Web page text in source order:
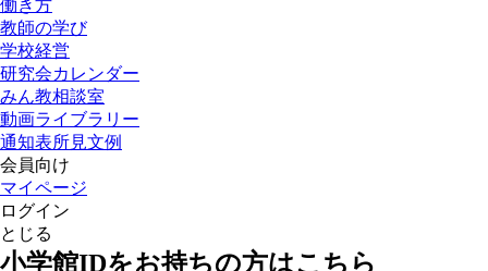
働き方
教師の学び
学校経営
研究会カレンダー
みん教相談室
動画ライブラリー
通知表所見文例
会員向け
マイページ
ログイン
とじる
小学館IDをお持ちの方はこちら